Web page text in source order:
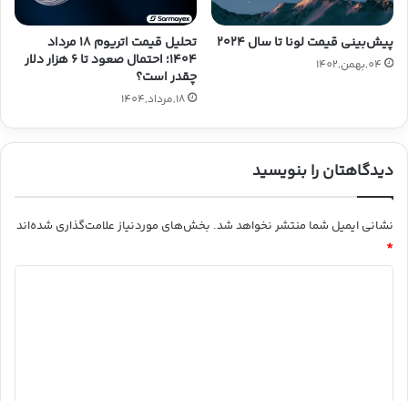
پیش‌بینی قیمت لونا تا سال ۲۰۲۴
04,بهمن,1402
تحلیل قیمت اتریوم ۱۸ مرداد
۱۴۰۴؛ احتمال صعود تا ۶ هزار دلار
چقدر است؟
18,مرداد,1404
دیدگاهتان را بنویسید
نشانی ایمیل شما منتشر نخواهد شد. بخش‌های موردنیاز علامت‌گذاری شده‌اند
*